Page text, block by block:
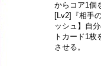
からコア1個
[Lv2]『相手
ッシュ】自
トカード1枚
させる。